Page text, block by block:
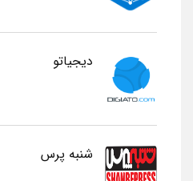
دیجیاتو
شنبه پرس